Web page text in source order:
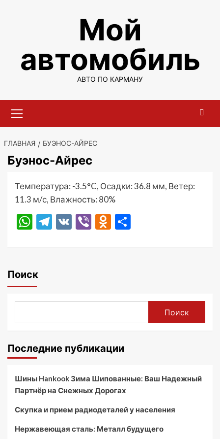
Мой
автомобиль
АВТО ПО КАРМАНУ
меню
ГЛАВНАЯ БУЭНОС-АЙРЕС
Буэнос-Айрес
Температура: -3.5°C, Осадки: 36.8 мм, Ветер:
11.3 м/с, Влажность: 80%
WhatsApp
Telegram
VK ViberOdnoklassniki
Поиск
Поиск
Последние публикации
Шины Hankook Зима Шипованные: Ваш Надежный
Партнёр на Снежных Дорогах
Скупка и прием радиодеталей у населения
Нержавеющая сталь: Металл будущего